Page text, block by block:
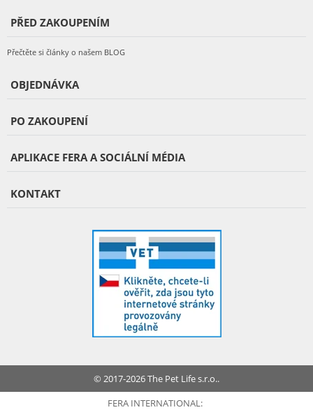
PŘED ZAKOUPENÍM
Přečtěte si články o našem BLOG
OBJEDNÁVKA
PO ZAKOUPENÍ
APLIKACE FERA A SOCIÁLNÍ MÉDIA
KONTAKT
© 2017-2026 The Pet Life s.r.o..
FERA INTERNATIONAL: